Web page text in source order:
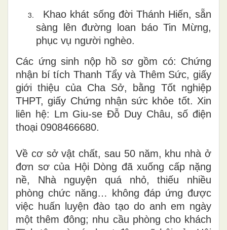
Khao khát sống đời Thánh Hiến, sẵn
sàng lên đường loan báo Tin Mừng,
phục vụ người nghèo.
Các ứng sinh nộp hồ sơ gồm có: Chứng
nhận bí tích Thanh Tẩy và Thêm Sức, giấy
giới thiệu của Cha Sở, bằng Tốt nghiệp
THPT, giấy Chứng nhận sức khỏe tốt. Xin
liên hệ: Lm Giu-se Đỗ Duy Châu, số điện
thoại 0908466680.
Về cơ sở vật chất, sau 50 năm, khu nhà ở
đơn sơ của Hội Dòng đã xuống cấp nặng
nề, Nhà nguyện quá nhỏ, thiếu nhiều
phòng chức năng… không đáp ứng được
việc huấn luyện đào tạo do anh em ngày
một thêm đông; nhu cầu phòng cho khách